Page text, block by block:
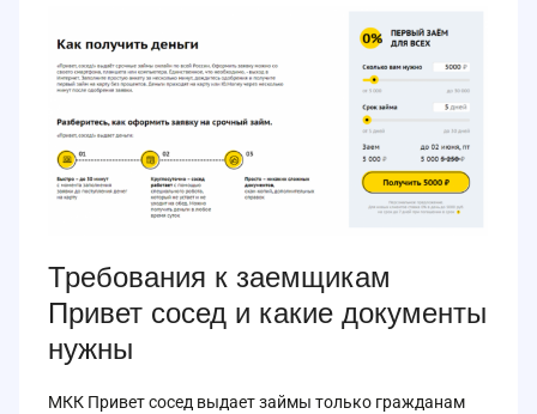
Требования к заемщикам
Привет сосед и какие документы
нужны
МКК Привет сосед выдает займы только гражданам